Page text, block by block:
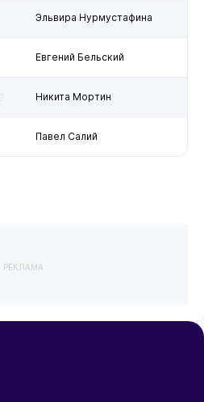
Эльвира Нурмустафина
Евгений Бельский
Никита Мортин
Павел Салий
РЕКЛАМА